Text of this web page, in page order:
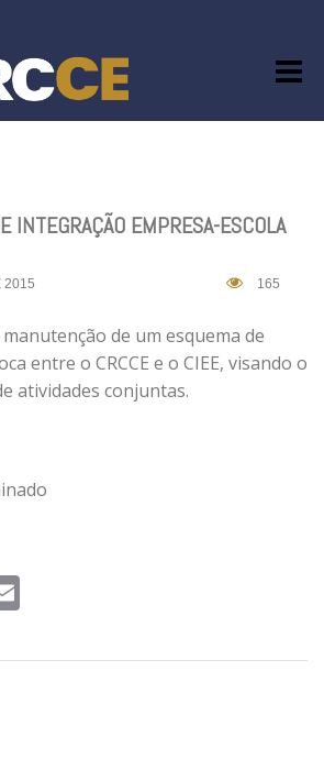
INTEGRAÇÃO EMPRESA-ESCOLA
2015 165
de um esquema de
entre o CRCCE e o CIEE, visando o
atividades conjuntas.